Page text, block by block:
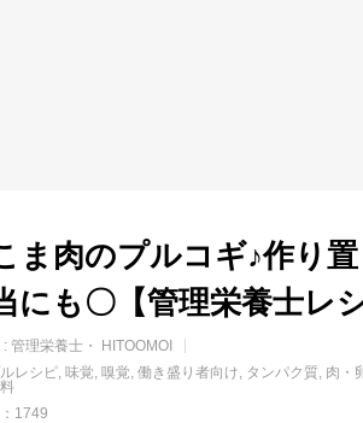
ま肉のプルコギ♪作り
にも〇【管理栄養士レシ
: 管理栄養士・ HITOOMOI
レシピ 味覚 嗅覚 働き盛り者向け タンパク質 肉・
1749